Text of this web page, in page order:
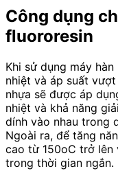
Công dụng
fluororesin
Khi sử dụng máy
nhiệt và áp suất
nhựa sẽ được áp
nhiệt và khả năng
dính vào nhau trong
Ngoài ra, để tăng
cao từ 150oC trở lên
trong thời gian ngắn.